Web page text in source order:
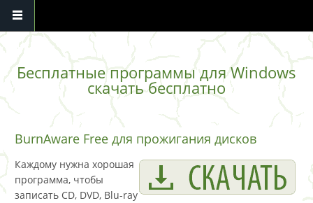
Перейти к основному содержанию
Бесплатные программы для Windows
скачать бесплатно
BurnAware Free для прожигания дисков
Каждому нужна хорошая
программа, чтобы
записать CD, DVD, Blu-ray